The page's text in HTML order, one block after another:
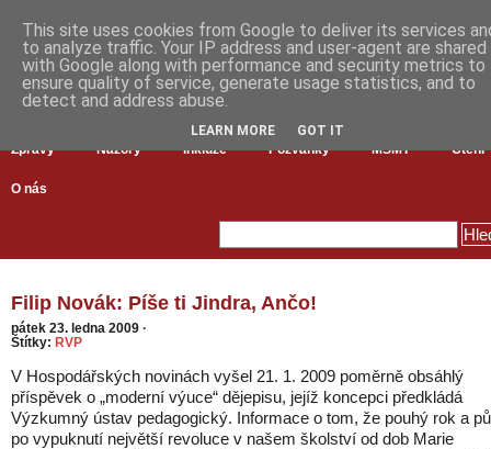
Zprávy Názory Inkluze Pozvánky MŠMT Čtení
O nás
Filip Novák: Píše ti Jindra, Ančo!
pátek 23. ledna 2009 ·
Štítky: RVP
V Hospodářských novinách vyšel 21. 1. 2009 poměrně obsáhlý
příspěvek o „moderní výuce“ dějepisu, jejíž koncepci předkládá
Výzkumný ústav pedagogický. Informace o tom, že pouhý rok a
po vypuknutí největší revoluce v našem školství od dob Marie
This site uses cookies from Google to deliver its services
to analyze traffic. Your IP address and user-agent are shared
with Google along with performance and security metrics to
ensure quality of service, generate usage statistics, and to
detect and address abuse.
LEARN MORE GOT IT